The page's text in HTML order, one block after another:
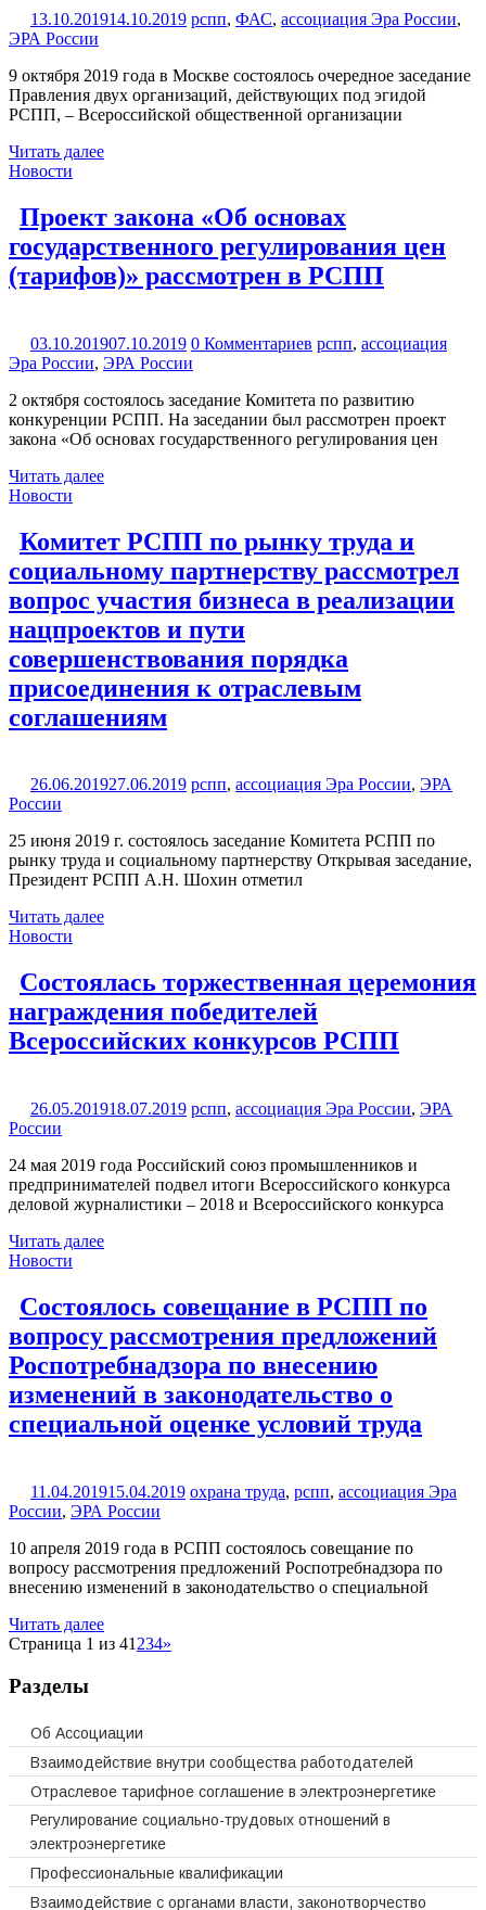
13.10.201914.10.2019 рспп, ФАС, ассоциация Эра России,
ЭРА России
9 октября 2019 года в Москве состоялось очередное заседание
Правления двух организаций, действующих под эгидой
РСПП, – Всероссийской общественной организации
Читать далее
Новости
Проект закона «Об основах
государственного регулирования цен
(тарифов)» рассмотрен в РСПП
03.10.201907.10.2019 0 Комментариев рспп, ассоциация
Эра России, ЭРА России
2 октября состоялось заседание Комитета по развитию
конкуренции РСПП. На заседании был рассмотрен проект
закона «Об основах государственного регулирования цен
Читать далее
Новости
Комитет РСПП по рынку труда и
социальному партнерству рассмотрел
вопрос участия бизнеса в реализации
нацпроектов и пути
совершенствования порядка
присоединения к отраслевым
соглашениям
26.06.201927.06.2019 рспп, ассоциация Эра России, ЭРА
России
25 июня 2019 г. состоялось заседание Комитета РСПП по
рынку труда и социальному партнерству Открывая заседание,
Президент РСПП А.Н. Шохин отметил
Читать далее
Новости
Состоялась торжественная церемония
награждения победителей
Всероссийских конкурсов РСПП
26.05.201918.07.2019 рспп, ассоциация Эра России, ЭРА
России
24 мая 2019 года Российский союз промышленников и
предпринимателей подвел итоги Всероссийского конкурса
деловой журналистики – 2018 и Всероссийского конкурса
Читать далее
Новости
Состоялось совещание в РСПП по
вопросу рассмотрения предложений
Роспотребнадзора по внесению
изменений в законодательство о
специальной оценке условий труда
11.04.201915.04.2019 охрана труда, рспп, ассоциация Эра
России, ЭРА России
10 апреля 2019 года в РСПП состоялось совещание по
вопросу рассмотрения предложений Роспотребнадзора по
внесению изменений в законодательство о специальной
Читать далее
Страница 1 из 41 234»
Разделы
Об Ассоциации
Взаимодействие внутри сообщества работодателей
Отраслевое тарифное соглашение в электроэнергетике
Регулирование социально-трудовых отношений в
электроэнергетике
Профессиональные квалификации
Взаимодействие с органами власти, законотворчество